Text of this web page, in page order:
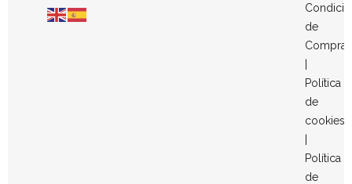
de
Compra
|
Política
de
cookies
|
Política
de